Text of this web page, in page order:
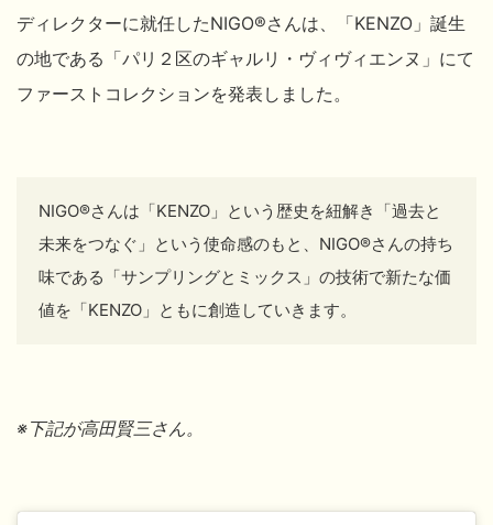
ディレクターに就任したNIGO®さんは、「KENZO」誕生
の地である「パリ２区のギャルリ・ヴィヴィエンヌ」にて
ファーストコレクションを発表しました。
NIGO®さんは「KENZO」という歴史を紐解き「過去と
未来をつなぐ」という使命感のもと、NIGO®さんの持ち
味である「サンプリングとミックス」の技術で新たな価
値を「KENZO」ともに創造していきます。
※下記が高田賢三さん。